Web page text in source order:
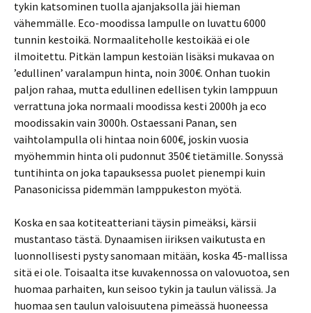
tykin katsominen tuolla ajanjaksolla jäi hieman
vähemmälle. Eco-moodissa lampulle on luvattu 6000
tunnin kestoikä. Normaaliteholle kestoikää ei ole
ilmoitettu. Pitkän lampun kestoiän lisäksi mukavaa on
’edullinen’ varalampun hinta, noin 300€. Onhan tuokin
paljon rahaa, mutta edullinen edellisen tykin lamppuun
verrattuna joka normaali moodissa kesti 2000h ja eco
moodissakin vain 3000h. Ostaessani Panan, sen
vaihtolampulla oli hintaa noin 600€, joskin vuosia
myöhemmin hinta oli pudonnut 350€ tietämille. Sonyssä
tuntihinta on joka tapauksessa puolet pienempi kuin
Panasonicissa pidemmän lamppukeston myötä.
Koska en saa kotiteatteriani täysin pimeäksi, kärsii
mustantaso tästä. Dynaamisen iiriksen vaikutusta en
luonnollisesti pysty sanomaan mitään, koska 45-mallissa
sitä ei ole. Toisaalta itse kuvakennossa on valovuotoa, sen
huomaa parhaiten, kun seisoo tykin ja taulun välissä. Ja
huomaa sen taulun valoisuutena pimeässä huoneessa